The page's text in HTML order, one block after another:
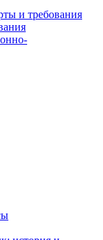
и требования